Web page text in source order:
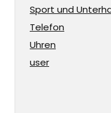
Sport und
Telefon
Uhren
user